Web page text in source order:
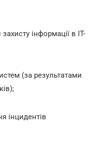
захисту інформації в IT-
(за результатами
інцидентів